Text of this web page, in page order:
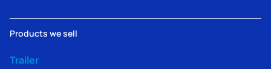
Products we sell
Trailer